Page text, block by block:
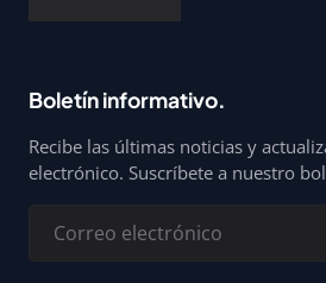
Boletín informativo.
Recibe las últimas noticias y
electrónico. Suscríbete a nuestro